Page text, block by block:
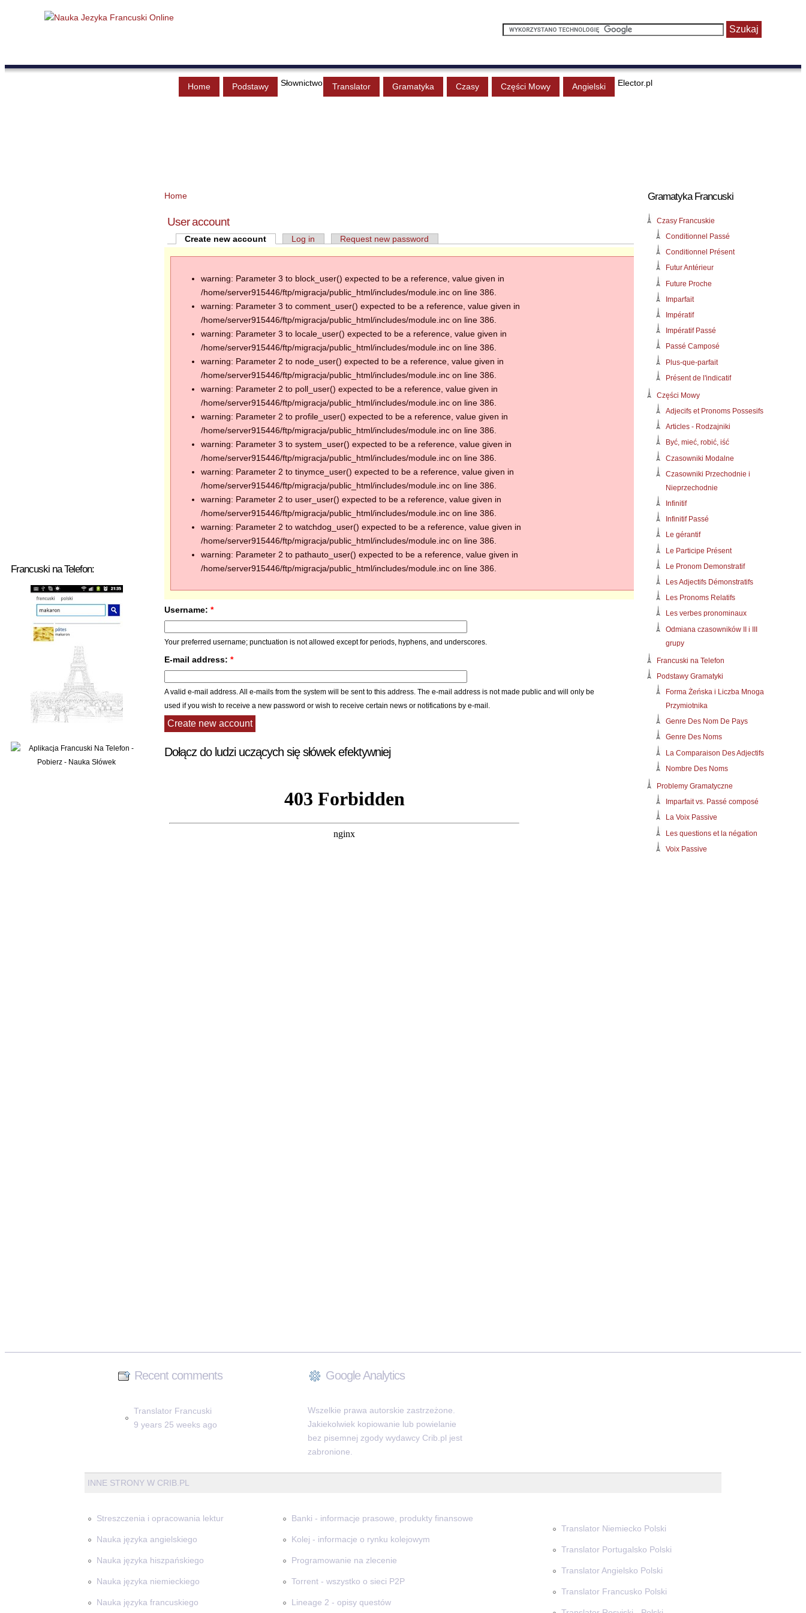
Home Podstawy Słownictwo Translator Gramatyka Czasy Części Mowy Angielski Elector.pl
Gramatyka Francuski
Czasy Francuskie
Conditionnel Passé
Conditionnel Présent
Futur Antérieur
Future Proche
Imparfait
Impératif
Impératif Passé
Passé Camposé
Plus-que-parfait
Présent de l'indicatif
Części Mowy
Adjecifs et Pronoms Possesifs
Articles - Rodzajniki
Być, mieć, robić, iść
Czasowniki Modalne
Czasowniki Przechodnie i
Nieprzechodnie
Infinitif
Infinitif Passé
Le gérantif
Le Participe Présent
Le Pronom Demonstratif
Les Adjectifs Démonstratifs
Les Pronoms Relatifs
Les verbes pronominaux
Odmiana czasowników II i III
grupy
Francuski na Telefon
Podstawy Gramatyki
Forma Żeńska i Liczba Mnoga
Przymiotnika
Genre Des Nom De Pays
Genre Des Noms
La Comparaison Des Adjectifs
Nombre Des Noms
Problemy Gramatyczne
Imparfait vs. Passé composé
La Voix Passive
Les questions et la négation
Voix Passive
Francuski na Telefon:
Home
User account
Create new account Log in Request new password
warning: Parameter 3 to block_user() expected to be a reference, value given in
/home/server915446/ftp/migracja/public_html/includes/module.inc on line 386.
warning: Parameter 3 to comment_user() expected to be a reference, value given in
/home/server915446/ftp/migracja/public_html/includes/module.inc on line 386.
warning: Parameter 3 to locale_user() expected to be a reference, value given in
/home/server915446/ftp/migracja/public_html/includes/module.inc on line 386.
warning: Parameter 2 to node_user() expected to be a reference, value given in
/home/server915446/ftp/migracja/public_html/includes/module.inc on line 386.
warning: Parameter 2 to poll_user() expected to be a reference, value given in
/home/server915446/ftp/migracja/public_html/includes/module.inc on line 386.
warning: Parameter 2 to profile_user() expected to be a reference, value given in
/home/server915446/ftp/migracja/public_html/includes/module.inc on line 386.
warning: Parameter 3 to system_user() expected to be a reference, value given in
/home/server915446/ftp/migracja/public_html/includes/module.inc on line 386.
warning: Parameter 2 to tinymce_user() expected to be a reference, value given in
/home/server915446/ftp/migracja/public_html/includes/module.inc on line 386.
warning: Parameter 2 to user_user() expected to be a reference, value given in
/home/server915446/ftp/migracja/public_html/includes/module.inc on line 386.
warning: Parameter 2 to watchdog_user() expected to be a reference, value given in
/home/server915446/ftp/migracja/public_html/includes/module.inc on line 386.
warning: Parameter 2 to pathauto_user() expected to be a reference, value given in
/home/server915446/ftp/migracja/public_html/includes/module.inc on line 386.
Username: *
Your preferred username; punctuation is not allowed except for periods, hyphens, and underscores.
E-mail address: *
A valid e-mail address. All e-mails from the system will be sent to this address. The e-mail address is not made public and will only be
used if you wish to receive a new password or wish to receive certain news or notifications by e-mail.
Dołącz do ludzi uczących się słówek efektywniej
Recent comments
Translator Francuski
9 years 25 weeks ago
Google Analytics
Wszelkie prawa autorskie zastrzeżone.
Jakiekolwiek kopiowanie lub powielanie
bez pisemnej zgody wydawcy Crib.pl jest
zabronione.
INNE STRONY W CRIB.PL
Streszczenia i opracowania lektur
Nauka języka angielskiego
Nauka języka hiszpańskiego
Nauka języka niemieckiego
Nauka języka francuskiego
Banki - informacje prasowe, produkty finansowe
Kolej - informacje o rynku kolejowym
Programowanie na zlecenie
Torrent - wszystko o sieci P2P
Lineage 2 - opisy questów
Translator Niemiecko Polski
Translator Portugalsko Polski
Translator Angielsko Polski
Translator Francusko Polski